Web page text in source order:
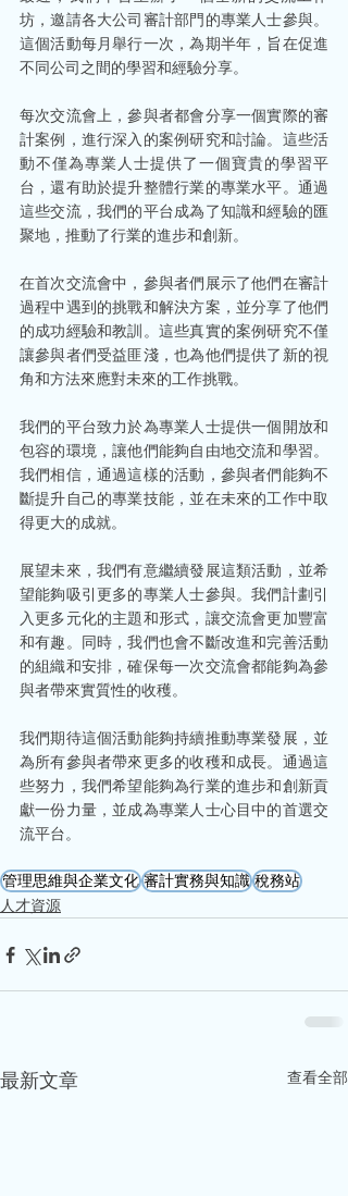
坊，邀請各大公司審計部門的專業人士參與。
這個活動每月舉行一次，為期半年，旨在促進
不同公司之間的學習和經驗分享。
每次交流會上，參與者都會分享一個實際的審
計案例，進行深入的案例研究和討論。這些活
動不僅為專業人士提供了一個寶貴的學習平
台，還有助於提升整體行業的專業水平。通過
這些交流，我們的平台成為了知識和經驗的匯
聚地，推動了行業的進步和創新。
在首次交流會中，參與者們展示了他們在審計
過程中遇到的挑戰和解決方案，並分享了他們
的成功經驗和教訓。這些真實的案例研究不僅
讓參與者們受益匪淺，也為他們提供了新的視
角和方法來應對未來的工作挑戰。
我們的平台致力於為專業人士提供一個開放和
包容的環境，讓他們能夠自由地交流和學習。
我們相信，通過這樣的活動，參與者們能夠不
斷提升自己的專業技能，並在未來的工作中取
得更大的成就。
展望未來，我們有意繼續發展這類活動，並希
望能夠吸引更多的專業人士參與。我們計劃引
入更多元化的主題和形式，讓交流會更加豐富
和有趣。同時，我們也會不斷改進和完善活動
的組織和安排，確保每一次交流會都能夠為參
與者帶來實質性的收穫。
我們期待這個活動能夠持續推動專業發展，並
為所有參與者帶來更多的收穫和成長。通過這
些努力，我們希望能夠為行業的進步和創新貢
獻一份力量，並成為專業人士心目中的首選交
流平台。
管理思維與企業文化 審計實務與知識 稅務站
人才資源
最新文章 查看全部